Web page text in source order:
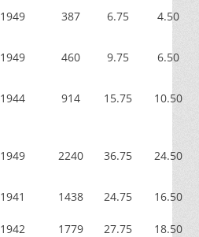
1949 387 6.75 4.50
1949 460 9.75 6.50
1944 914 15.75 10.50
1949 2240 36.75 24.50
1941 1438 24.75 16.50
1942 1779 27.75 18.50